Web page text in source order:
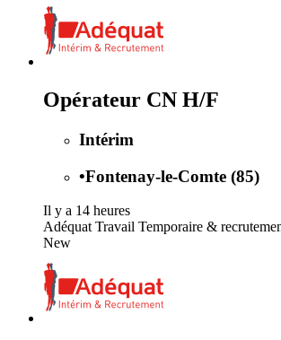
Opérateur CN H/F
Intérim
•Fontenay-le-Comte (85)
Il y a 14 heures
Adéquat Travail Temporaire &
New